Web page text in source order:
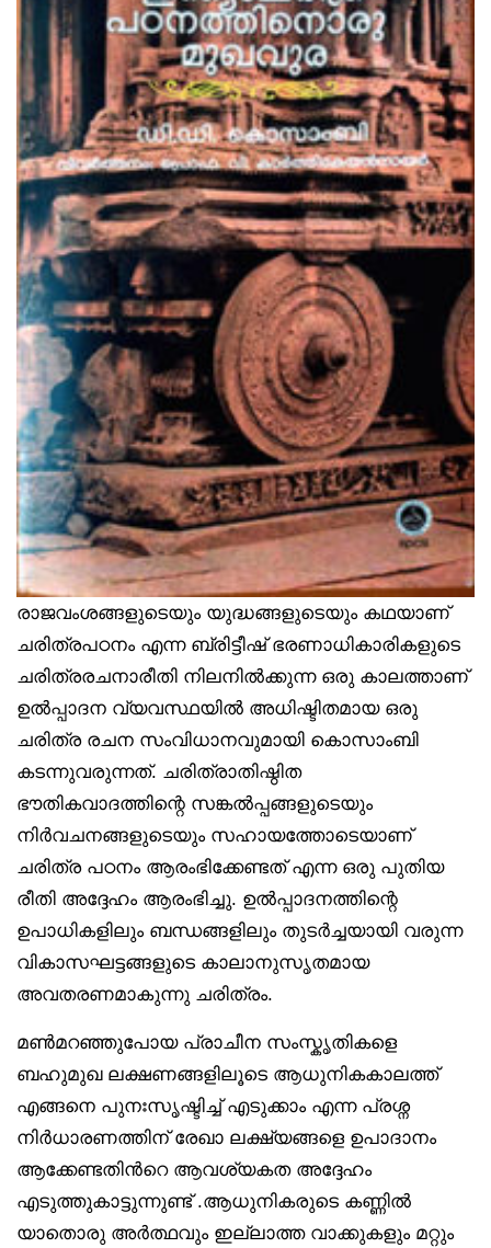
രാജവംശങ്ങളുടെയും യുദ്ധങ്ങളുടെയും കഥയാണ്
ചരിത്രപഠനം എന്ന ബ്രിട്ടീഷ് ഭരണാധികാരികളുടെ
ചരിത്രരചനാരീതി നിലനിൽക്കുന്ന ഒരു കാലത്താണ്
ഉൽപ്പാദന വ്യവസ്ഥയിൽ അധിഷ്ടിതമായ ഒരു
ചരിത്ര രചന സംവിധാനവുമായി കൊസാംബി
കടന്നുവരുന്നത്. ചരിത്രാതിഷ്ഠിത
ഭൗതികവാദത്തിന്റെ സങ്കൽപ്പങ്ങളുടെയും
നിർവചനങ്ങളുടെയും സഹായത്തോടെയാണ്
ചരിത്ര പഠനം ആരംഭിക്കേണ്ടത് എന്ന ഒരു പുതിയ
രീതി അദ്ദേഹം ആരംഭിച്ചു. ഉൽപ്പാദനത്തിന്റെ
ഉപാധികളിലും ബന്ധങ്ങളിലും തുടർച്ചയായി വരുന്ന
വികാസഘട്ടങ്ങളുടെ കാലാനുസൃതമായ
അവതരണമാകുന്നു ചരിത്രം.
മൺമറഞ്ഞുപോയ പ്രാചീന സംസ്കൃതികളെ
ബഹുമുഖ ലക്ഷണങ്ങളിലൂടെ ആധുനികകാലത്ത്
എങ്ങനെ പുനഃസൃഷ്ടിച്ച് എടുക്കാം എന്ന പ്രശ്ന
നിർധാരണത്തിന് രേഖാ ലക്ഷ്യങ്ങളെ ഉപാദാനം
ആക്കേണ്ടതിൻറെ ആവശ്യകത അദ്ദേഹം
എടുത്തുകാട്ടുന്നുണ്ട് .ആധുനികരുടെ കണ്ണിൽ
യാതൊരു അർത്ഥവും ഇല്ലാത്ത വാക്കുകളും മറ്റും